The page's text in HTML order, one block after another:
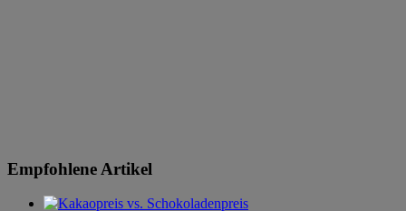
Empfohlene Artikel